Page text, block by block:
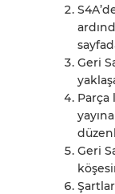
Geri
Geri